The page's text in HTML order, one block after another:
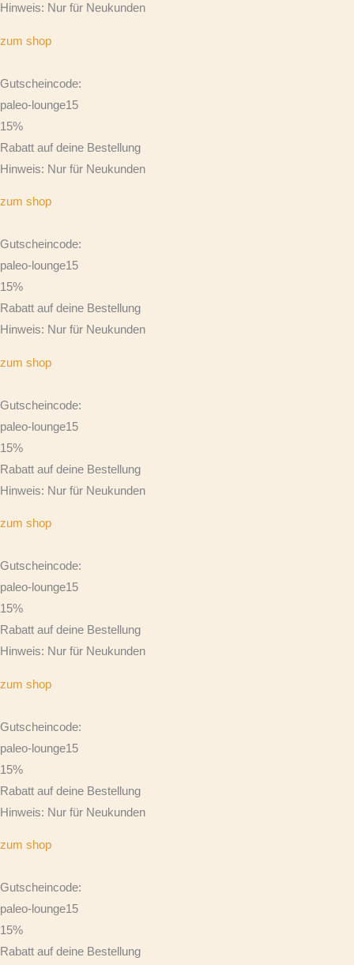
Hinweis: Nur für Neukunden
zum shop
Gutscheincode:
paleo-lounge15
15%
Rabatt auf deine Bestellung
Hinweis: Nur für Neukunden
zum shop
Gutscheincode:
paleo-lounge15
15%
Rabatt auf deine Bestellung
Hinweis: Nur für Neukunden
zum shop
Gutscheincode:
paleo-lounge15
15%
Rabatt auf deine Bestellung
Hinweis: Nur für Neukunden
zum shop
Gutscheincode:
paleo-lounge15
15%
Rabatt auf deine Bestellung
Hinweis: Nur für Neukunden
zum shop
Gutscheincode:
paleo-lounge15
15%
Rabatt auf deine Bestellung
Hinweis: Nur für Neukunden
zum shop
Gutscheincode:
paleo-lounge15
15%
Rabatt auf deine Bestellung